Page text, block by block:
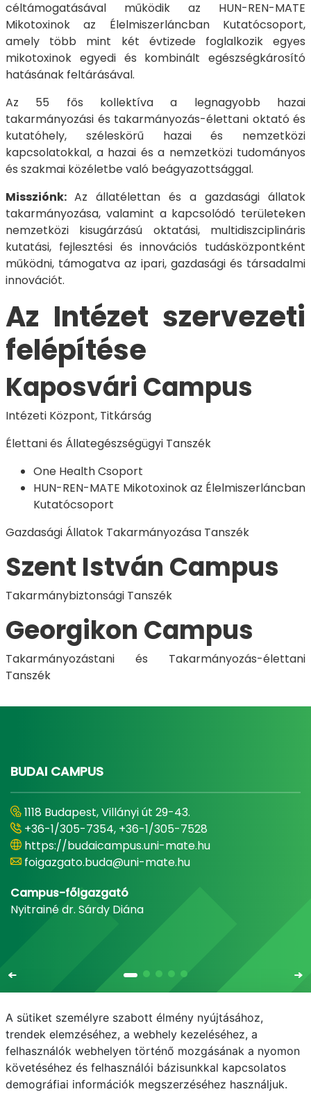
céltámogatásával működik az HUN-REN-MATE
Mikotoxinok az Élelmiszerláncban Kutatócsoport,
amely több mint két évtizede foglalkozik egyes
mikotoxinok egyedi és kombinált egészségkárosító
hatásának feltárásával.
Az 55 fős kollektíva a legnagyobb hazai
takarmányozási és takarmányozás-élettani oktató és
kutatóhely, széleskörű hazai és nemzetközi
kapcsolatokkal, a hazai és a nemzetközi tudományos
és szakmai közéletbe való beágyazottsággal.
Missziónk: Az állatélettan és a gazdasági állatok
takarmányozása, valamint a kapcsolódó területeken
nemzetközi kisugárzású oktatási, multidiszciplináris
kutatási, fejlesztési és innovációs tudásközpontként
működni, támogatva az ipari, gazdasági és társadalmi
innovációt.
Az Intézet szervezeti
felépítése
Kaposvári Campus
Intézeti Központ, Titkárság
Élettani és Állategészségügyi Tanszék
One Health Csoport
HUN-REN-MATE Mikotoxinok az Élelmiszerláncban
Kutatócsoport
Gazdasági Állatok Takarmányozása Tanszék
Szent István Campus
Takarmánybiztonsági Tanszék
Georgikon Campus
Takarmányozástani és Takarmányozás-élettani
Tanszék​
BUDAI CAMPUS
1118 Budapest, Villányi út 29-43.
+36-1/305-7354, +36-1/305-7528
https://budaicampus.uni-mate.hu
foigazgato.buda@uni-mate.hu
Campus-főigazgató
Nyitrainé dr. Sárdy Diána
E-mail Telefonkönyv NEPTUN
E-learning
Adatvédelem
A sütiket személyre szabott élmény nyújtásához,
trendek elemzéséhez, a webhely kezeléséhez, a
felhasználók webhelyen történő mozgásának a nyomon
követéséhez és felhasználói bázisunkkal kapcsolatos
demográfiai információk megszerzéséhez használjuk.